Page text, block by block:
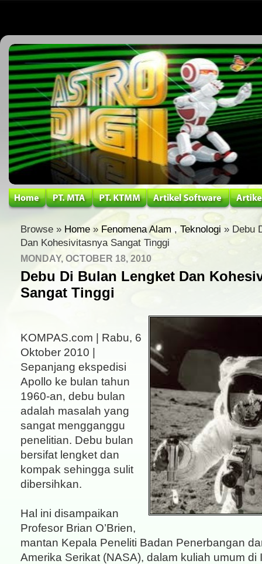
Browse » Home » Fenomena Alam,Teknologi » Debu
Dan Kohesivitasnya Sangat Tinggi
MONDAY, OCTOBER 18, 2010
Debu Di Bulan Lengket Dan
Sangat Tinggi
KOMPAS.com | Rabu, 6
Oktober 2010 |
Sepanjang ekspedisi
Apollo ke bulan tahun
1960-an, debu bulan
adalah masalah yang
sangat mengganggu
penelitian. Debu bulan
bersifat lengket dan
kompak sehingga sulit
dibersihkan.
Hal ini disampaikan
Profesor Brian O’Brien,
mantan Kepala Peneliti Badan Penerbangan
Amerika Serikat (NASA), dalam kuliah umum di